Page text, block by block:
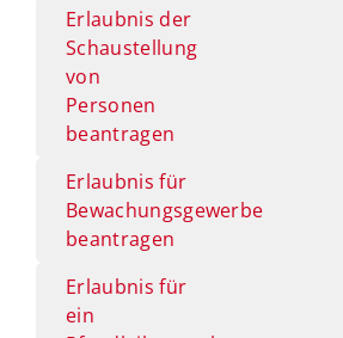
Erlaubnis der
Schaustellung
von
Personen
beantragen
Erlaubnis für
Bewachungsgewerbe
beantragen
Erlaubnis für
ein